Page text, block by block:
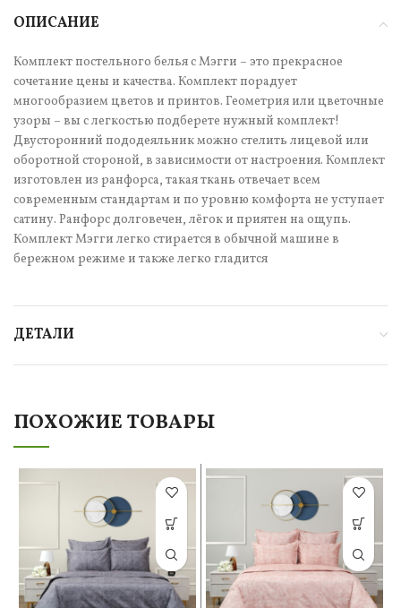
ОПИСАНИЕ
Комплект постельного белья с Мэгги – это прекрасное
сочетание цены и качества. Комплект порадует
многообразием цветов и принтов. Геометрия или цветочные
узоры – вы с легкостью подберете нужный комплект!
Двусторонний пододеяльник можно стелить лицевой или
оборотной стороной, в зависимости от настроения. Комплект
изготовлен из ранфорса, такая ткань отвечает всем
современным стандартам и по уровню комфорта не уступает
сатину. Ранфорс долговечен, лёгок и приятен на ощупь.
Комплект Мэгги легко стирается в обычной машине в
бережном режиме и также легко гладится
ДЕТАЛИ
ПОХОЖИЕ ТОВАРЫ